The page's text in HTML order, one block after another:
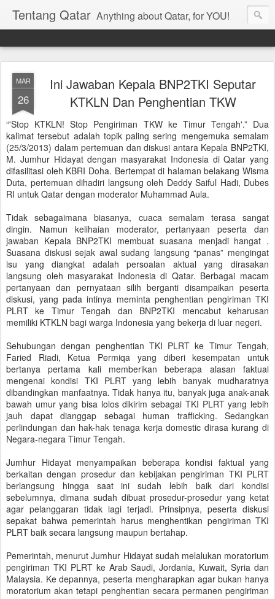
Tentang Qatar Anything about Qatar, for YOU!
MAR
26
Ini Jawaban Kepala BNP2TKI Seputar
KTKLN Dan Penghentian TKW
“'Stop KTKLN! Stop Pengiriman TKW ke Timur Tengah'.” Dua
kalimat tersebut adalah topik paling sering mengemuka semalam
(25/3/2013) dalam pertemuan dan diskusi antara Kepala BNP2TKI,
M. Jumhur Hidayat dengan masyarakat Indonesia di Qatar yang
difasilitasi oleh KBRI Doha. Bertempat di halaman belakang Wisma
Duta, pertemuan dihadiri langsung oleh Deddy Saiful Hadi, Dubes
RI untuk Qatar dengan moderator Muhammad Aula.
Tidak sebagaimana biasanya, cuaca semalam terasa sangat
dingin. Namun kelihaian moderator, pertanyaan peserta dan
jawaban Kepala BNP2TKI membuat suasana menjadi hangat .
Suasana diskusi sejak awal sudang langsung “panas” mengingat
isu yang diangkat adalah persoalan aktual yang dirasakan
langsung oleh masyarakat Indonesia di Qatar. Berbagai macam
pertanyaan dan pernyataan silih berganti disampaikan peserta
diskusi, yang pada intinya meminta penghentian pengiriman TKI
PLRT ke Timur Tengah dan BNP2TKI mencabut keharusan
memiliki KTKLN bagi warga Indonesia yang bekerja di luar negeri.
Sehubungan dengan penghentian TKI PLRT ke Timur Tengah,
Faried Riadi, Ketua Permiqa yang diberi kesempatan untuk
bertanya pertama kali memberikan beberapa alasan faktual
mengenai kondisi TKI PLRT yang lebih banyak mudharatnya
dibandingkan manfaatnya. Tidak hanya itu, banyak juga anak-anak
bawah umur yang bisa lolos dikirim sebagai TKI PLRT yang lebih
jauh dapat dianggap sebagai human trafficking. Sedangkan
perlindungan dan hak-hak tenaga kerja domestic dirasa kurang di
Negara-negara Timur Tengah.
Jumhur Hidayat menyampaikan beberapa kondisi faktual yang
berkaitan dengan prosedur dan kebijakan pengiriman TKI PLRT
berlangsung hingga saat ini sudah lebih baik dari kondisi
sebelumnya, dimana sudah dibuat prosedur-prosedur yang ketat
agar pelanggaran tidak lagi terjadi. Prinsipnya, peserta diskusi
sepakat bahwa pemerintah harus menghentikan pengiriman TKI
PLRT baik secara langsung maupun bertahap.
Pemerintah, menurut Jumhur Hidayat sudah melalukan moratorium
pengiriman TKI PLRT ke Arab Saudi, Jordania, Kuwait, Syria dan
Malaysia. Ke depannya, peserta mengharapkan agar bukan hanya
moratorium akan tetapi penghentian secara permanen pengiriman